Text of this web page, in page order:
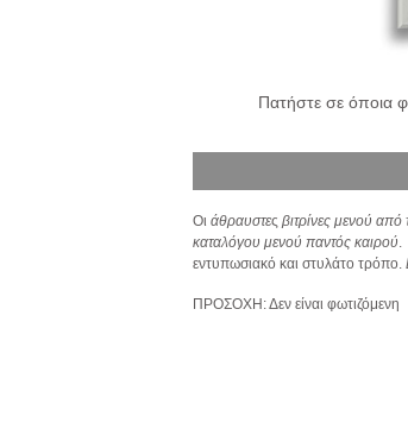
Πατήστε σε όποια
Οι άθραυστες βιτρίνες μενού από
καταλόγου μενού παντός καιρού.
εντυπωσιακό και στυλάτο τρόπο.
ΠΡΟΣΟΧΗ: Δεν είναι φωτιζόμενη